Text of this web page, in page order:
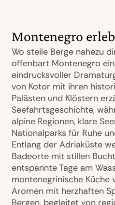
Montenegro
Wo steile Berge nahezu
offenbart Montenegro
eindrucksvoller
von Kotor mit ihren
Palästen und Klöstern
Seefahrtsgeschichte,
alpine Regionen, klare
Nationalparks für Ruhe
Entlang der Adriaküste
Badeorte mit stillen
entspannte Tage am
montenegrinische
Aromen mit herzhaften
Bergen, begleitet von